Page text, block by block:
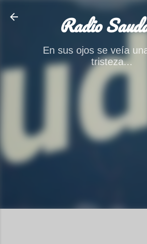
Radio
En sus ojos se veía
tristeza...